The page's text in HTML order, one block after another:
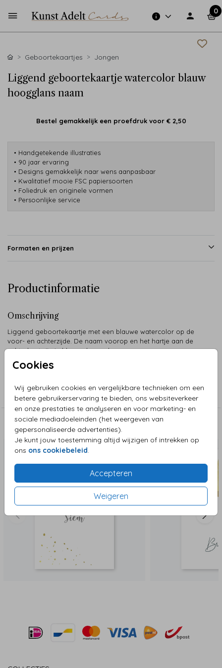
0
Cookies
Wij gebruiken cookies en vergelijkbare technieken om een
betere gebruikerservaring te bieden, ons websiteverkeer
en onze prestaties te analyseren en voor marketing- en
sociale mediadoeleinden (het weergeven van
gepersonaliseerde advertenties).
Je kunt jouw toestemming altijd wijzigen of intrekken op
ons ons cookiebeleid.
Accepteren
Weigeren
Geboortekaartjes Jongen
Liggend geboortekaartje watercolor blauw
hoogglans naam
Bestel gemakkelijk een proefdruk voor € 2,50
• Handgetekende illustraties
• 90 jaar ervaring
• Designs gemakkelijk naar wens aanpasbaar
• Kwalitatief mooie FSC papiersoorten
• Foliedruk en originele vormen
• Persoonlijke service
Formaten en prijzen
Productinformatie
Omschrijving
Liggend geboortekaartje met een blauwe watercolor op de
voor- en achterzijde. De naam voorop en het hartje aan de
achterkant zijn in blauwe hoogglans.
Jongen
Aanbevolen